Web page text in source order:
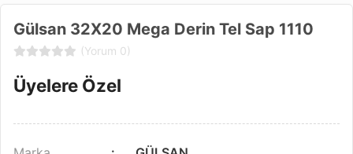
Gülsan 32X20 Mega Derin Tel Sap 1110
(Yorum 0)
Üyelere Özel